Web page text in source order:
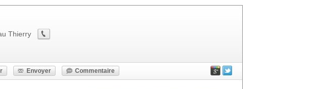
Thierry
Envoyer Commentaire